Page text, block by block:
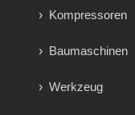
Kompressoren
Baumaschinen
Werkzeug